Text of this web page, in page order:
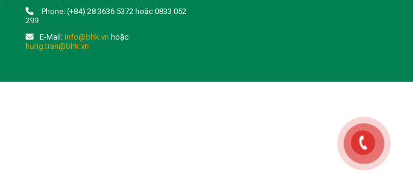
Phone: (+84) 28 3636 5372 hoặc 0833 052
299
E-Mail:info@bhk.vn hoặc
hung.tran@bhk.vn